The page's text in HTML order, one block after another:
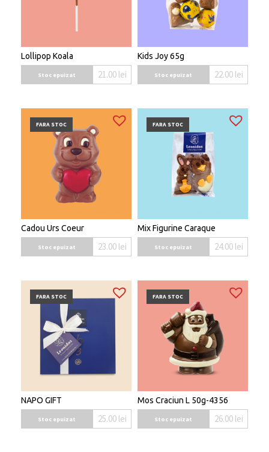
Lollipop Koala
Stoc epuizat 21.00 lei
Kids Joy 65g
Stoc epuizat 22.00 lei
FARA STOC
Cadou Urs Coeur
Stoc epuizat 23.00 lei
FARA STOC
Mix Figurine Caraque
Stoc epuizat 24.00 lei
FARA STOC
NAPO GIFT
Stoc epuizat 25.00 lei
FARA STOC
Mos Craciun L 50g-4356
Stoc epuizat 26.00 lei